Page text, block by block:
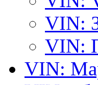
VIN:
VIN:
VIN: